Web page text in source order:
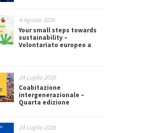
4 Agosto 2026
Your small steps towards
sustainability –
Volontariato europeo a
24 Luglio 2026
Coabitazione
intergenerazionale –
Quarta edizione
24 Luglio 2026